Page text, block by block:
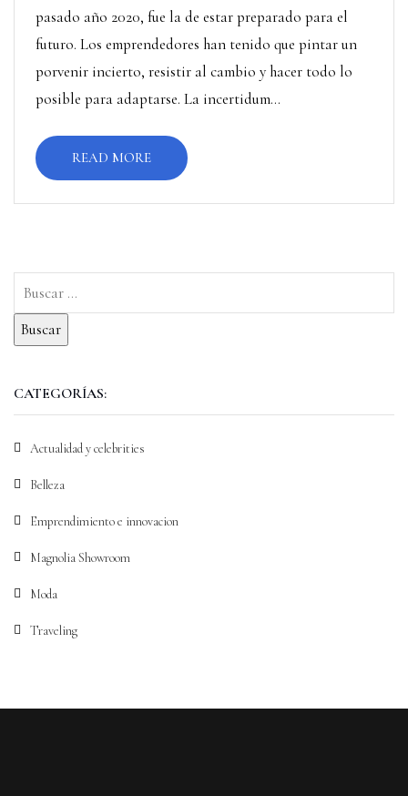
pasado año 2020, fue la de estar preparado para el
futuro. Los emprendedores han tenido que pintar un
porvenir incierto, resistir al cambio y hacer todo lo
posible para adaptarse. La incertidum...
READ MORE
CATEGORÍAS:
Actualidad y celebrities
Belleza
Emprendimiento e innovacion
Magnolia Showroom
Moda
Traveling